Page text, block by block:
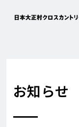
お知らせ